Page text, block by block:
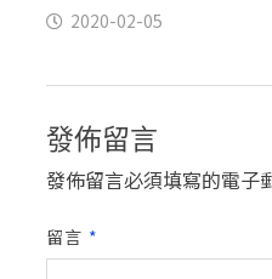
2020-02-05
發佈留言
發佈留言必須填寫的電子
留言 *